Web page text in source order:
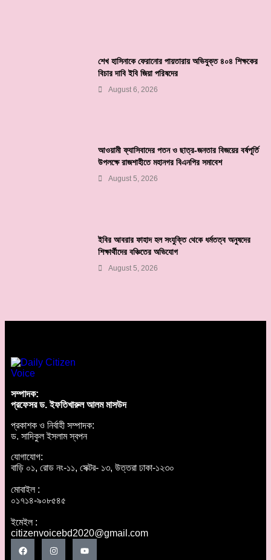
শেখ হাসিনাকে ফেরানোর পায়তারায় অভিযুক্ত ৪০৪ শিক্ষকের
বিচার দাবি ইবি জিয়া পরিষদের
August 6, 2026
আওয়ামী ফ্যাসিবাদের পতন ও ছাত্র-জনতার বিজয়ের বর্ষপূর্তি
উপলক্ষে রাজশাহীতে মহানগর বিএনপির সমাবেশ
August 5, 2026
ইবির আবরার ফাহাদ হল সংযুক্তি থেকে ধর্মতত্ব অনুষদের
শিক্ষার্থীদের বঞ্চিতের অভিযোগ
August 5, 2026
সম্পাদক:
প্রফেসর ড. ইফতিখারুল আলম মাসউদ
প্রকাশক ও নির্বাহী সম্পাদক:
ড. সাদিকুল ইসলাম স্বপন
যোগাযোগ:
বাড়ি ০১, রোড নং-১১, সেক্টর- ১৩, উত্তরা ঢাকা-১২৩০
মোবাইল :
০১৭১৪-৯০৮৫৪৫
ইমেইল :
citizenvoicebd2020@gmail.com